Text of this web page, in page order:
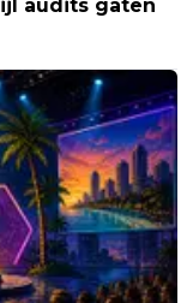
audits gaten